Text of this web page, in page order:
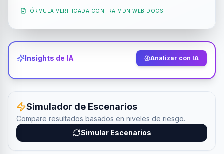
FÓRMULA VERIFICADA CONTRA MDN WEB DOCS
Insights de IA Analizar con IA
Simulador de Escenarios
Compare resultados basados en niveles de riesgo.
Simular Escenarios